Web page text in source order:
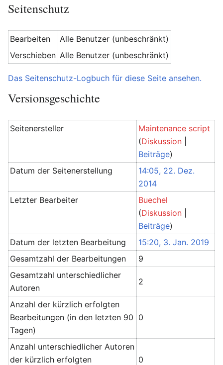
Seitenschutz
Bearbeiten
Alle Benutzer (unbeschränkt)
Verschieben Alle Benutzer (unbeschränkt)
Das Seitenschutz-Logbuch für diese Seite ansehen.
Versionsgeschichte
Seitenersteller
Maintenance script
(Diskussion
Beiträge)
Datum der Seitenerstellung
14:05, 22. Dez.
2014
Letzter Bearbeiter
Buechel
(Diskussion
Beiträge)
Datum der letzten Bearbeitung
15:20, 3. Jan. 2019
Gesamtzahl der Bearbeitungen
9
Gesamtzahl unterschiedlicher
Autoren
2
Anzahl der kürzlich erfolgten
Bearbeitungen (in den letzten 90
Tagen)
0
Anzahl unterschiedlicher Autoren
der kürzlich erfolgten
0